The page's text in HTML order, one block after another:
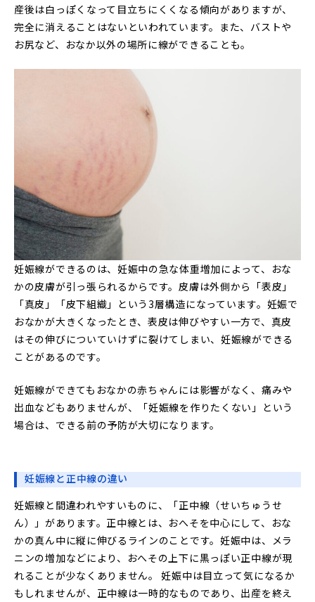
産後は白っぽくなって目立ちにくくなる傾向がありますが、
完全に消えることはないといわれています。また、バストや
お尻など、おなか以外の場所に線ができることも。
妊娠線ができるのは、妊娠中の急な体重増加によって、おな
かの皮膚が引っ張られるからです。皮膚は外側から「表皮」
「真皮」「皮下組織」という3層構造になっています。妊娠で
おなかが大きくなったとき、表皮は伸びやすい一方で、真皮
はその伸びについていけずに裂けてしまい、妊娠線ができる
ことがあるのです。
妊娠線ができてもおなかの赤ちゃんには影響がなく、痛みや
出血などもありませんが、「妊娠線を作りたくない」という
場合は、できる前の予防が大切になります。
妊娠線と正中線の違い
妊娠線と間違われやすいものに、「正中線（せいちゅうせ
ん）」があります。正中線とは、おへそを中心にして、おな
かの真ん中に縦に伸びるラインのことです。妊娠中は、メラ
ニンの増加などにより、おへその上下に黒っぽい正中線が現
れることが少なくありません。 妊娠中は目立って気になるか
もしれませんが、正中線は一時的なものであり、出産を終え